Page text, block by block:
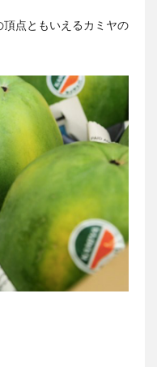
点ともいえるカミヤの